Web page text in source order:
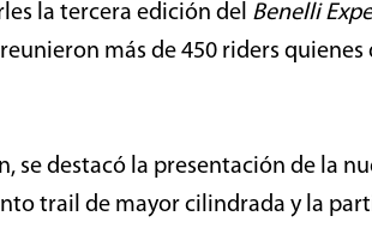
la tercera edición del Benelli
más de 450 riders
se destacó la presentación de la
trail de mayor cilindrada y la